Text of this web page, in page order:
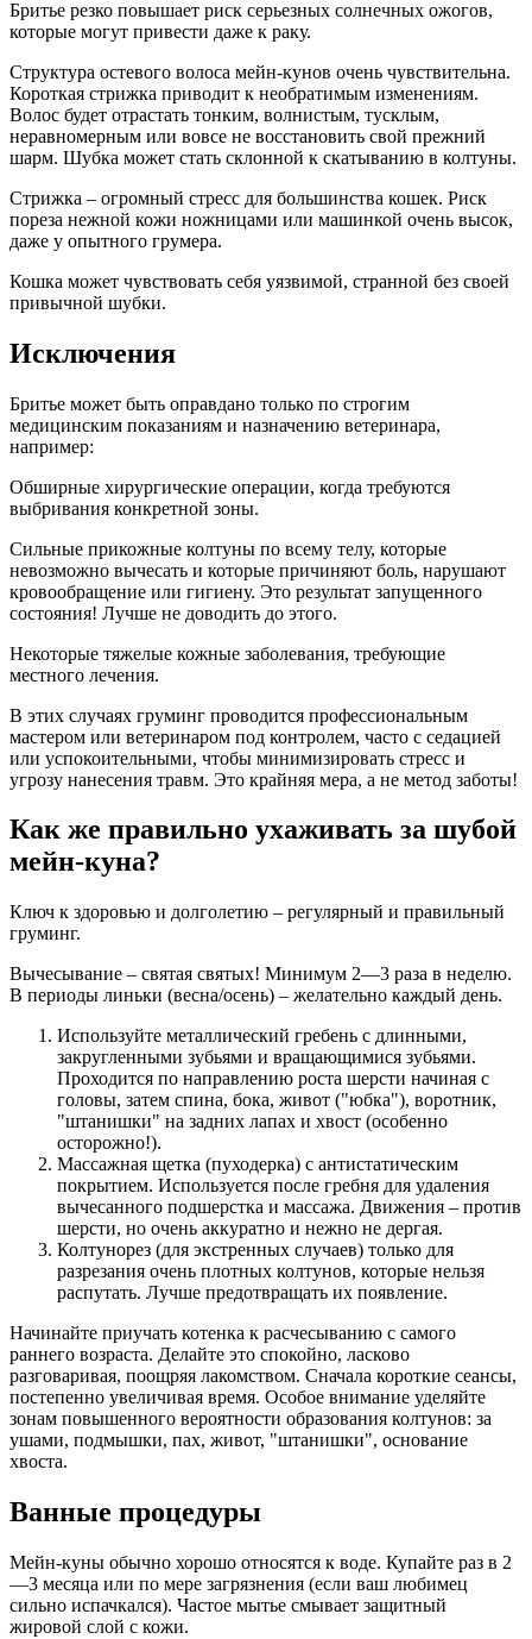
Бритье резко повышает риск серьезных солнечных ожогов,
которые могут привести даже к раку.
Структура остевого волоса мейн-кунов очень чувствительна.
Короткая стрижка приводит к необратимым изменениям.
Волос будет отрастать тонким, волнистым, тусклым,
неравномерным или вовсе не восстановить свой прежний
шарм. Шубка может стать склонной к скатыванию в колтуны.
Стрижка – огромный стресс для большинства кошек. Риск
пореза нежной кожи ножницами или машинкой очень высок,
даже у опытного грумера.
Кошка может чувствовать себя уязвимой, странной без своей
привычной шубки.
Исключения
Бритье может быть оправдано только по строгим
медицинским показаниям и назначению ветеринара,
например:
Обширные хирургические операции, когда требуются
выбривания конкретной зоны.
Сильные прикожные колтуны по всему телу, которые
невозможно вычесать и которые причиняют боль, нарушают
кровообращение или гигиену. Это результат запущенного
состояния! Лучше не доводить до этого.
Некоторые тяжелые кожные заболевания, требующие
местного лечения.
В этих случаях груминг проводится профессиональным
мастером или ветеринаром под контролем, часто с седацией
или успокоительными, чтобы минимизировать стресс и
угрозу нанесения травм. Это крайняя мера, а не метод заботы!
Как же правильно ухаживать за шубой
мейн-куна?
Ключ к здоровью и долголетию – регулярный и правильный
груминг.
Вычесывание – святая святых! Минимум 2—3 раза в неделю.
В периоды линьки (весна/осень) – желательно каждый день.
Используйте металлический гребень с длинными,
закругленными зубьями и вращающимися зубьями.
Проходится по направлению роста шерсти начиная с
головы, затем спина, бока, живот ("юбка"), воротник,
"штанишки" на задних лапах и хвост (особенно
осторожно!).
Массажная щетка (пуходерка) с антистатическим
покрытием. Используется после гребня для удаления
вычесанного подшерстка и массажа. Движения – против
шерсти, но очень аккуратно и нежно не дергая.
Колтунорез (для экстренных случаев) только для
разрезания очень плотных колтунов, которые нельзя
распутать. Лучше предотвращать их появление.
Начинайте приучать котенка к расчесыванию с самого
раннего возраста. Делайте это спокойно, ласково
разговаривая, поощряя лакомством. Сначала короткие сеансы,
постепенно увеличивая время. Особое внимание уделяйте
зонам повышенного вероятности образования колтунов: за
ушами, подмышки, пах, живот, "штанишки", основание
хвоста.
Ванные процедуры
Мейн-куны обычно хорошо относятся к воде. Купайте раз в 2
—3 месяца или по мере загрязнения (если ваш любимец
сильно испачкался). Частое мытье смывает защитный
жировой слой с кожи.